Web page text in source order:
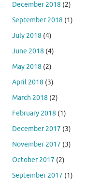
December 2018 (2)
September 2018 (1)
July 2018 (4)
June 2018 (4)
May 2018 (2)
April 2018 (3)
March 2018 (2)
February 2018 (1)
December 2017 (3)
November 2017 (3)
October 2017 (2)
September 2017 (1)